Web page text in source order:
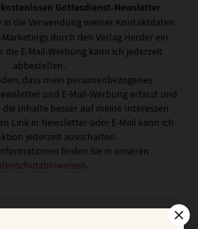
Gottesdienst-Newsletter
in die Verwendung meiner Kontaktdaten
durch den Verlag Herder ein.
die E-Mail-Werbung kann ich jederzeit
abbestellen.
dass mein personenbezogenes
und E-Mail-Werbung erfasst und
Inhalte besser auf meine Interessen
Link in Newsletter oder E-Mail kann ich
jederzeit ausschalten.
finden Sie in unseren
.